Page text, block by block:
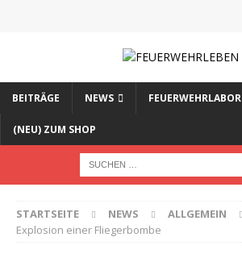
BEITRÄGE NEWS FEUERWEHRLABOR
(NEU) ZUM SHOP
STARTSEITE NEWS ALLGEMEIN
Explosion einer Fliegerbombe